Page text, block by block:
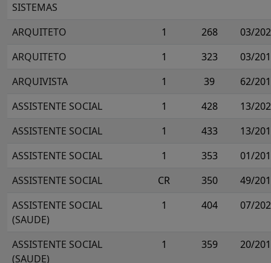
SISTEMAS
ARQUITETO 1 268
03/
ARQUITETO
1 323
03/
ARQUIVISTA
1 39
62/
ASSISTENTE SOCIAL
1 428
13/
ASSISTENTE SOCIAL
1 433
13/
ASSISTENTE SOCIAL
1 353
01/
ASSISTENTE SOCIAL
CR 350
49/
ASSISTENTE SOCIAL
(SAUDE)
1 404 07/
ASSISTENTE SOCIAL
(SAUDE)
1 359 20/